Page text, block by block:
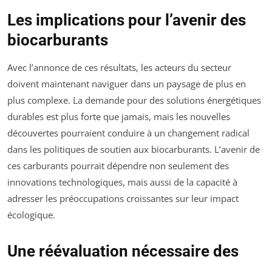
Les implications pour l’avenir des
biocarburants
Avec l’annonce de ces résultats, les acteurs du secteur
doivent maintenant naviguer dans un paysage de plus en
plus complexe. La demande pour des solutions énergétiques
durables est plus forte que jamais, mais les nouvelles
découvertes pourraient conduire à un changement radical
dans les politiques de soutien aux biocarburants. L’avenir de
ces carburants pourrait dépendre non seulement des
innovations technologiques, mais aussi de la capacité à
adresser les préoccupations croissantes sur leur impact
écologique.
Une réévaluation nécessaire des